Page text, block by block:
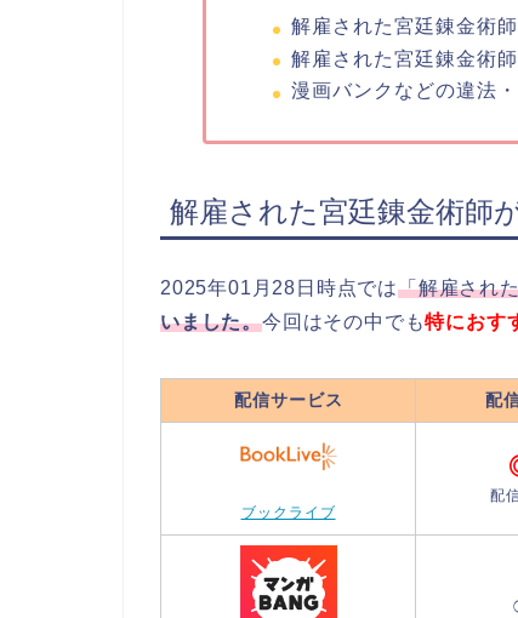
解雇された宮廷錬金術
解雇された宮廷錬金術
漫画バンクなどの違法
解雇された宮廷錬金術師
2025年01月28日時点では「解雇され
いました。今回はその中でも特におす
配信サービス 配
ブックライブ
配